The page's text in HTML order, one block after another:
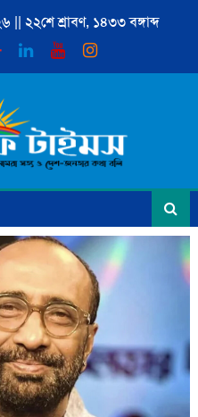
২২শে শ্রাবণ, ১৪৩৩ বঙ্গাব্দ